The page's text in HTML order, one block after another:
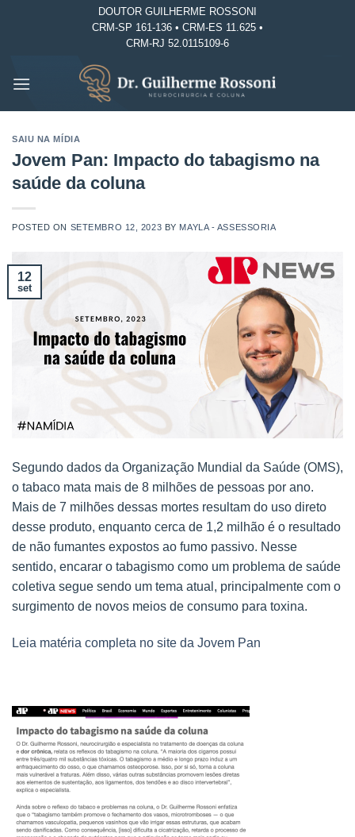
DOUTOR GUILHERME ROSSONI
CRM-SP 161-136 • CRM-ES 11.625 •
CRM-RJ 52.0115109-6
SAIU NA MÍDIA
Jovem Pan: Impacto do tabagismo na
saúde da coluna
POSTED ON SETEMBRO 12, 2023 BY MAYLA - ASSESSORIA
12
set
Segundo dados da Organização Mundial da Saúde (OMS),
o tabaco mata mais de 8 milhões de pessoas por ano.
Mais de 7 milhões dessas mortes resultam do uso direto
desse produto, enquanto cerca de 1,2 milhão é o resultado
de não fumantes expostos ao fumo passivo. Nesse
sentido, encarar o tabagismo como um problema de saúde
coletiva segue sendo um tema atual, principalmente com o
surgimento de novos meios de consumo para toxina.
Leia matéria completa no site da Jovem Pan